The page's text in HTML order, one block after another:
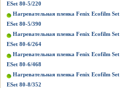
ESet 80-5/220
Нагревательная пленка Fenix Ecofilm Set
ESet 80-5/390
Нагревательная пленка Fenix Ecofilm Set
ESet 80-6/264
Нагревательная пленка Fenix Ecofilm Set
ESet 80-6/468
Нагревательная пленка Fenix Ecofilm Set
ESet 80-8/352